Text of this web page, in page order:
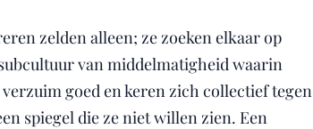
zelden alleen; ze zoeken elkaar op
van middelmatigheid waarin
goed en keren zich collectief tegen
spiegel die ze niet willen zien. Een